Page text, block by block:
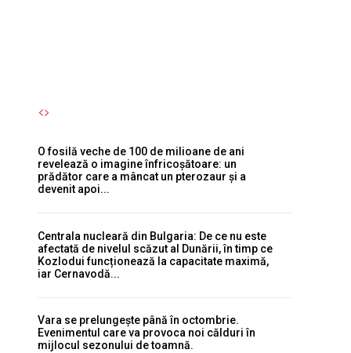
O fosilă veche de 100 de milioane de ani
revelează o imagine înfricoșătoare: un
prădător care a mâncat un pterozaur și a
devenit apoi...
Centrala nucleară din Bulgaria: De ce nu este
afectată de nivelul scăzut al Dunării, în timp ce
Kozlodui funcționează la capacitate maximă,
iar Cernavodă...
Vara se prelungește până în octombrie.
Evenimentul care va provoca noi călduri în
mijlocul sezonului de toamnă.